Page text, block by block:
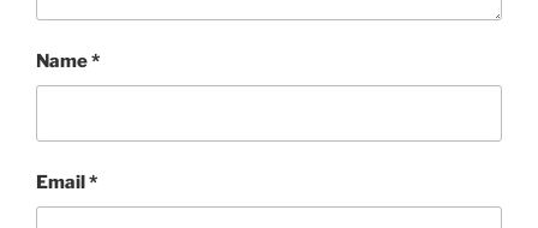
Name*
Email *